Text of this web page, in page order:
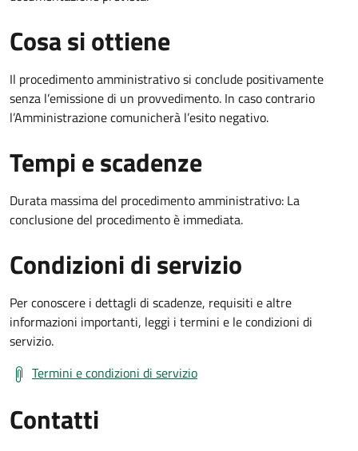
Cosa si ottiene
Il procedimento amministrativo si conclude positivamente
senza l’emissione di un provvedimento. In caso contrario
l’Amministrazione comunicherà l’esito negativo.
Tempi e scadenze
Durata massima del procedimento amministrativo: La
conclusione del procedimento è immediata.
Condizioni di servizio
Per conoscere i dettagli di scadenze, requisiti e altre
informazioni importanti, leggi i termini e le condizioni di
servizio.
Termini e condizioni di servizio
Contatti